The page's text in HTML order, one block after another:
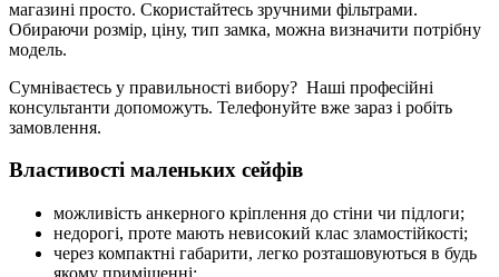
магазині просто. Скористайтесь зручними фільтрами.
Обираючи розмір, ціну, тип замка, можна визначити потрібну
модель.
Сумніваєтесь у правильності вибору? Наші професійні
консультанти допоможуть. Телефонуйте вже зараз і робіть
замовлення.
Властивості маленьких сейфів
можливість анкерного кріплення до стіни чи підлоги;
недорогі, проте мають невисокий клас зламостійкості;
через компактні габарити, легко розташовуються в будь
якому приміщенні;